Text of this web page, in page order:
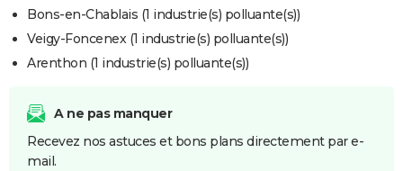
Bons-en-Chablais (1 industrie(s) polluante(s))
Veigy-Foncenex (1 industrie(s) polluante(s))
Arenthon (1 industrie(s) polluante(s))
A ne pas manquer
Recevez nos astuces et bons plans directement par e-
mail.